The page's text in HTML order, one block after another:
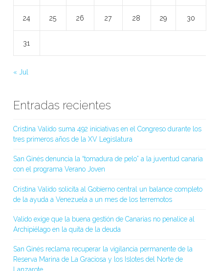
24 25 26 27 28 29 30
31
« Jul
Entradas recientes
Cristina Valido suma 492 iniciativas en el Congreso durante los
tres primeros años de la XV Legislatura
San Ginés denuncia la “tomadura de pelo” a la juventud canaria
con el programa Verano Joven
Cristina Valido solicita al Gobierno central un balance completo
de la ayuda a Venezuela a un mes de los terremotos
Valido exige que la buena gestión de Canarias no penalice al
Archipiélago en la quita de la deuda
San Ginés reclama recuperar la vigilancia permanente de la
Reserva Marina de La Graciosa y los Islotes del Norte de